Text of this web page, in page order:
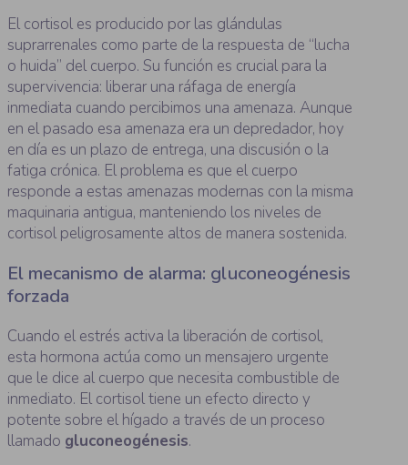
El cortisol es producido por las glándulas
suprarrenales como parte de la respuesta de “lucha
o huida” del cuerpo. Su función es crucial para la
supervivencia: liberar una ráfaga de energía
inmediata cuando percibimos una amenaza. Aunque
en el pasado esa amenaza era un depredador, hoy
en día es un plazo de entrega, una discusión o la
fatiga crónica. El problema es que el cuerpo
responde a estas amenazas modernas con la misma
maquinaria antigua, manteniendo los niveles de
cortisol peligrosamente altos de manera sostenida.
El mecanismo de alarma: gluconeogénesis
forzada
Cuando el estrés activa la liberación de cortisol,
esta hormona actúa como un mensajero urgente
que le dice al cuerpo que necesita combustible de
inmediato. El cortisol tiene un efecto directo y
potente sobre el hígado a través de un proceso
llamado gluconeogénesis.